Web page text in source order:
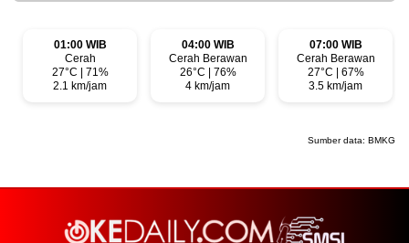
01:00 WIB
Cerah
27°C | 71%
2.1 km/jam
04:00 WIB
Cerah Berawan
26°C | 76%
4 km/jam
07:00 WIB
Cerah Berawan
27°C | 67%
3.5 km/jam
Sumber data: BMKG